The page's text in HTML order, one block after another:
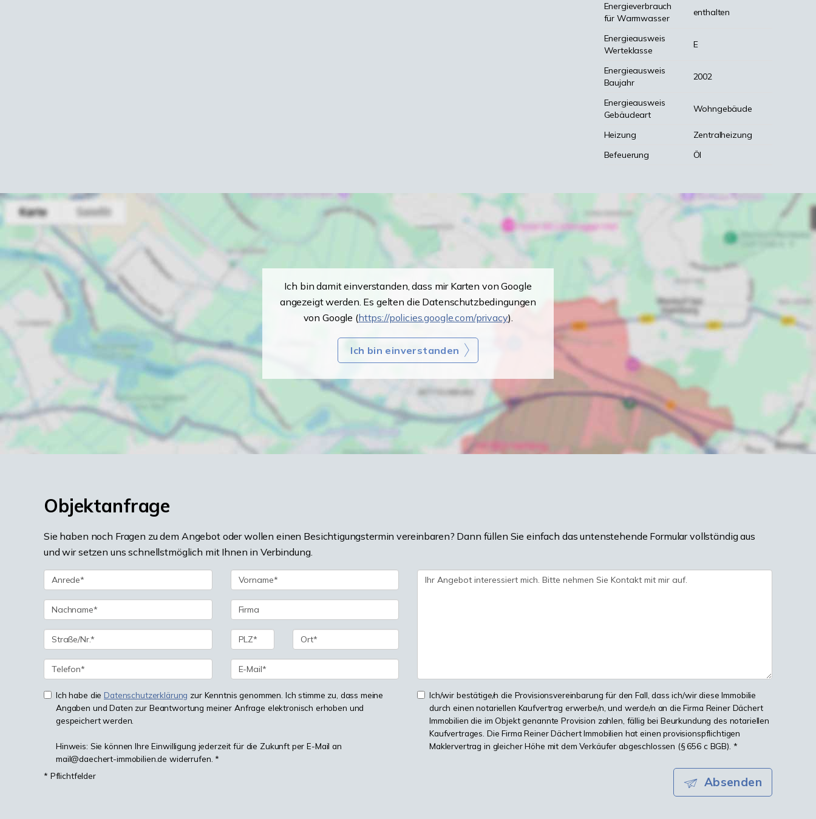
Energieverbrauch
für Warmwasser
enthalten
Energieausweis
Werteklasse
E
Energieausweis
Baujahr
2002
Energieausweis
Gebäudeart
Wohngebäude
Heizung
Zentralheizung
Befeuerung
Öl
Ich bin damit einverstanden, dass mir Karten von Google
angezeigt werden. Es gelten die Datenschutzbedingungen
von Google (https://policies.google.com/privacy).
Ich bin einverstanden
Objektanfrage
Sie haben noch Fragen zu dem Angebot oder wollen einen Besichtigungstermin vereinbaren? Dann füllen Sie einfach das untenstehende Formular vollständig aus
und wir setzen uns schnellstmöglich mit Ihnen in Verbindung.
Ich habe die Datenschutzerklärung zur Kenntnis genommen. Ich stimme zu, dass meine
Angaben und Daten zur Beantwortung meiner Anfrage elektronisch erhoben und
gespeichert werden.
Hinweis: Sie können Ihre Einwilligung jederzeit für die Zukunft per E-Mail an
mail@daechert-immobilien.de widerrufen. *
Ich/wir bestätige/n die Provisionsvereinbarung für den Fall, dass ich/wir diese Immobilie
durch einen notariellen Kaufvertrag erwerbe/n, und werde/n an die Firma Reiner Dächert
Immobilien die im Objekt genannte Provision zahlen, fällig bei Beurkundung des notariellen
Kaufvertrages. Die Firma Reiner Dächert Immobilien hat einen provisionspflichtigen
Maklervertrag in gleicher Höhe mit dem Verkäufer abgeschlossen (§ 656 c BGB). *
* Pflichtfelder Absenden